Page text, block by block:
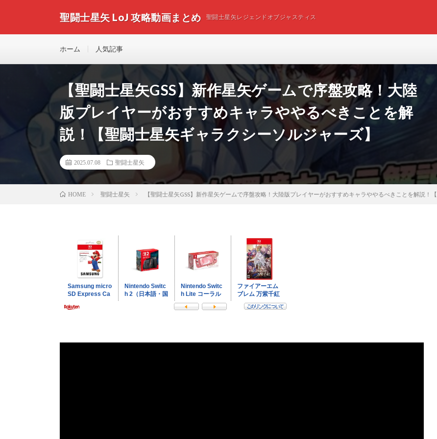
聖闘士星矢 LoJ 攻略動画まとめ 聖闘士星矢レジェンドオブジャスティス
ホーム 人気記事
【聖闘士星矢GSS】新作星矢ゲームで序盤攻略！大陸
版プレイヤーがおすすめキャラややるべきことを解
説！【聖闘士星矢ギャラクシーソルジャーズ】
2025.07.08 聖闘士星矢
HOME 聖闘士星矢 【聖闘士星矢GSS】新作星矢ゲームで序盤攻略！大陸版プレイヤーがおすすめキャラややるべきことを解説！